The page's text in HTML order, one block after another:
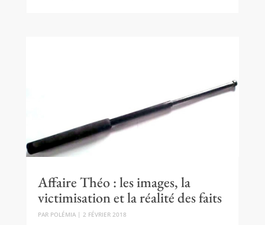
Affaire Théo : les images, la
victimisation et la réalité des faits
PAR POLÉMIA| 2 FÉVRIER 2018